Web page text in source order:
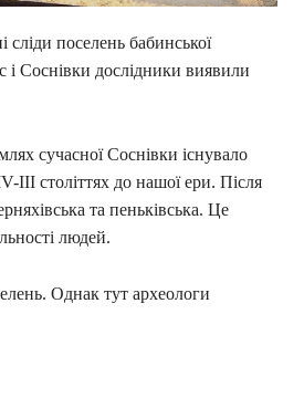
сліди поселень бабинської
і Соснівки дослідники виявили
сучасної Соснівки існувало
століттях до нашої ери. Після
та пеньківська. Це
людей.
Однак тут археологи